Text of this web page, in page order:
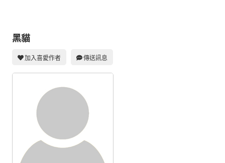
攤位轉讓區
會員功能選單
會員中心
黑貓
加入喜愛作者 傳送訊息